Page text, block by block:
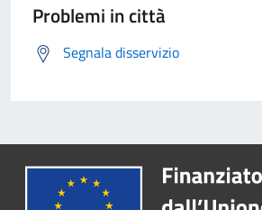
Problemi in città
Segnala disservizio